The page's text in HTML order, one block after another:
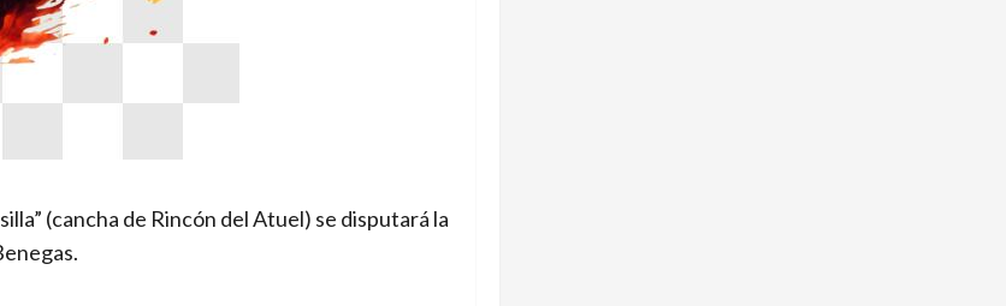
(cancha de Rincón del Atuel) se disputará la